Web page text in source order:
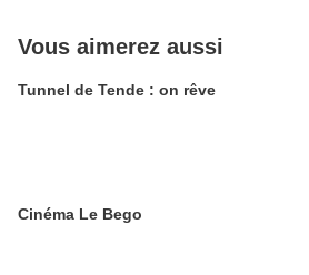
Vous aimerez aussi
Tunnel de Tende : on rêve
Cinéma Le Bego